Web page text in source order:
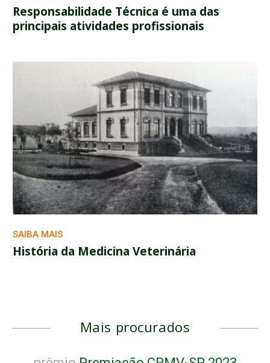
Responsabilidade Técnica é uma das
principais atividades profissionais
SAIBA MAIS
História da Medicina Veterinária
Mais procurados